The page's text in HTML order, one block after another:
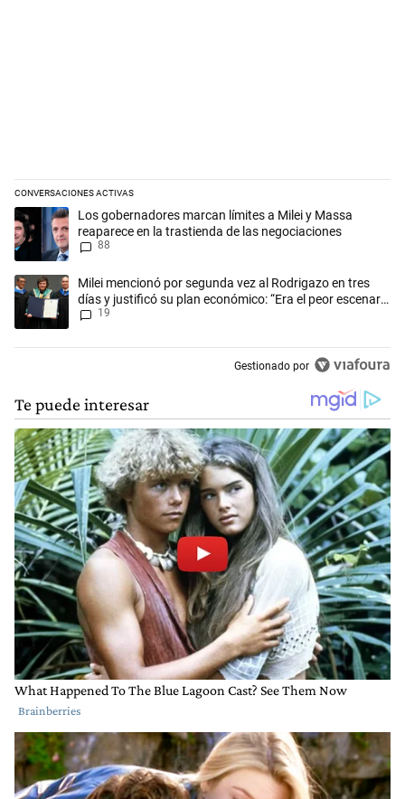
CONVERSACIONES ACTIVAS
Este listado muestra los artículos con más comentarios en los
Un artículo de tendencia con el título "Los gobernadores marcan
Los gobernadores marcan límites a Milei y Massa
reaparece en la trastienda de las negociaciones
88
Un artículo de tendencia con el título "Milei mencionó por segunda
Milei mencionó por segunda vez al Rodrigazo en tres
días y justificó su plan económico: “Era el peor escenario
posible”
19
Gestionado por